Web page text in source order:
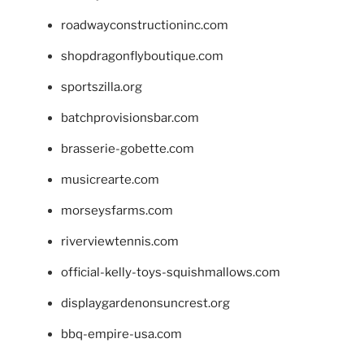
roadwayconstructioninc.com
shopdragonflyboutique.com
sportszilla.org
batchprovisionsbar.com
brasserie-gobette.com
musicrearte.com
morseysfarms.com
riverviewtennis.com
official-kelly-toys-squishmallows.com
displaygardenonsuncrest.org
bbq-empire-usa.com